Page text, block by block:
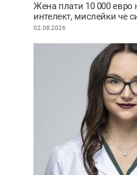
Жена плати 10 000 евро
интелект, мислейки че
ВИДЕО
02.08.2026